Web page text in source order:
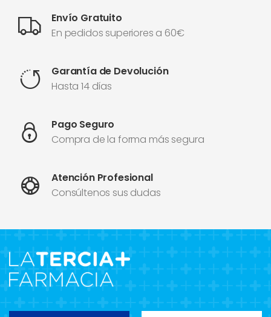
Envío Gratuito
En pedidos superiores a 60€
Garantía de Devolución
Hasta 14 días
Pago Seguro
Compra de la forma más segura
Atención Profesional
Consúltenos sus dudas